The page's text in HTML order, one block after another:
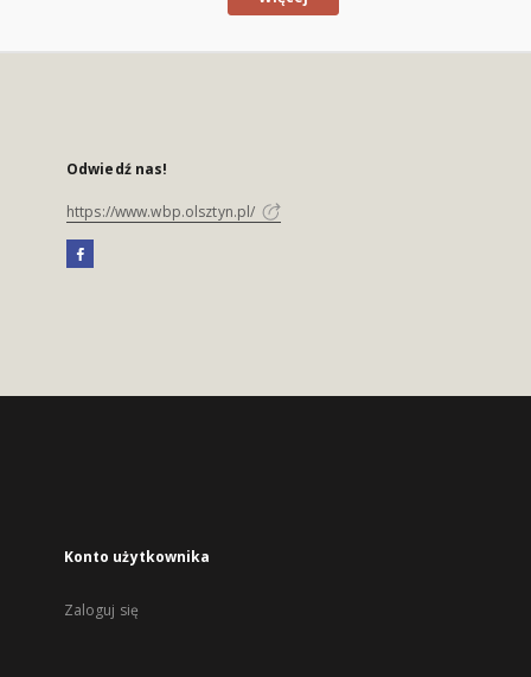
Odwiedź nas!
https://www.wbp.olsztyn.pl/
Konto użytkownika
Zaloguj się